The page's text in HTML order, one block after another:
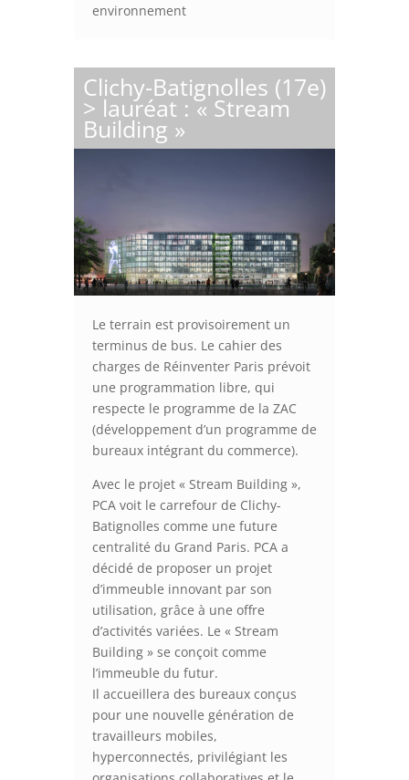
environnement
Clichy-Batignolles (17e)
> lauréat : « Stream
Building »
Le terrain est provisoirement un
terminus de bus. Le cahier des
charges de Réinventer Paris prévoit
une programmation libre, qui
respecte le programme de la ZAC
(développement d’un programme de
bureaux intégrant du commerce).
Avec le projet « Stream Building »,
PCA voit le carrefour de Clichy-
Batignolles comme une future
centralité du Grand Paris. PCA a
décidé de proposer un projet
d’immeuble innovant par son
utilisation, grâce à une offre
d’activités variées. Le « Stream
Building » se conçoit comme
l’immeuble du futur.
Il accueillera des bureaux conçus
pour une nouvelle génération de
travailleurs mobiles,
hyperconnectés, privilégiant les